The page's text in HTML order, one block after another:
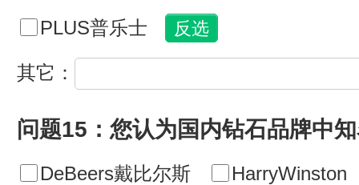
PLUS普乐士
其它：
问题15：您认为国内钻石品牌中
DeBeers戴比尔斯
HarryWinston